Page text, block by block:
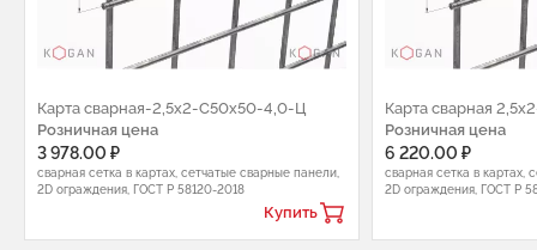
Карта сварная-2,5х2-С50х50-4,0-Ц
Розничная цена
3 978.00 ₽
сварная сетка в картах, сетчатые сварные панели,
2D ограждения, ГОСТ Р 58120-2018
Купить
Карта сварная
Розничная цена
6 220.00 ₽
сварная сетка в картах,
2D ограждения, ГОСТ Р